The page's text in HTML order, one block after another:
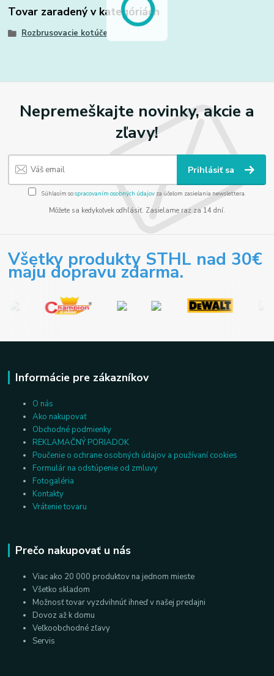
Tovar zaradený v kategóriách
Rozbrusovacie kotúče
Nepremeškajte novinky, akcie a
zľavy!
Prihlásiť sa
Súhlasím sospracovaním osobných údajov za účelom zasielania newslettera.
Môžete sa kedykoľvek odhlásiť. Zasielame raz za 14 dní.
Všetky produkty STHL nad 30€
maju dopravu zdarma.
Informácie pre zákazníkov
O nás
Ako nakupovať
Obchodné podmienky
REKLAMAČNÝ PORIADOK
Poučenie o ochrane osobných údajov a používaní cookies
Formulár na odstúpenie od zmluvy
Fotogaléria
Kontakty
Vrátenie tovaru
Prečo nakupovať u nás
Viac ako 20 000 produktov na jednom mieste
Všetko skladom
Možnosť tovar vyzdvihnúť ihneď v našej predajni
Dovoz až k domu
Veľkoobchodné zľavy
Servis